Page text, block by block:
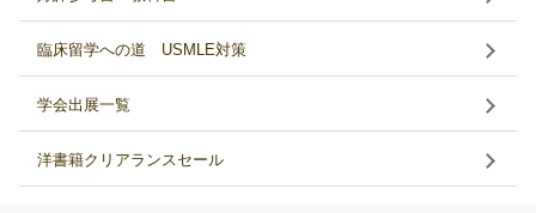
臨床留学への道 USMLE対策
学会出展一覧
洋書籍クリアランスセール